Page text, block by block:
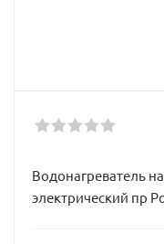
Водонагреватель
электрический пр